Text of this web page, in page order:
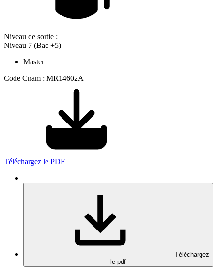
Niveau de sortie :
Niveau 7 (Bac +5)
Master
Code Cnam : MR14602A
Téléchargez le PDF
Téléchargez
le pdf